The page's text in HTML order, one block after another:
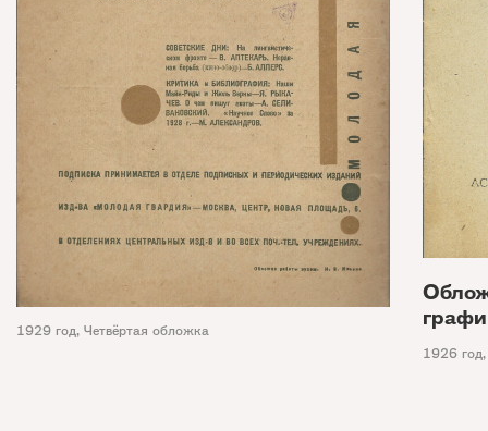
1929 год, Четвёртая обложка
1926 год